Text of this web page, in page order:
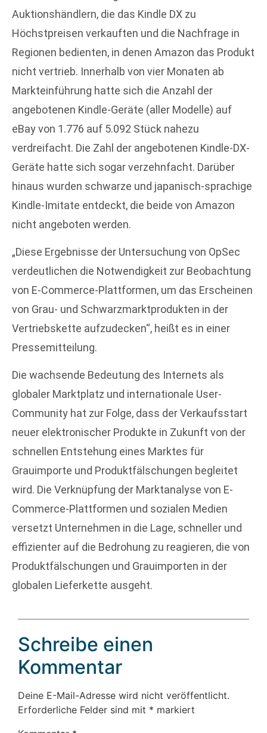
Auktionshändlern, die das Kindle DX zu
Höchstpreisen verkauften und die Nachfrage in
Regionen bedienten, in denen Amazon das Produkt
nicht vertrieb. Innerhalb von vier Monaten ab
Markteinführung hatte sich die Anzahl der
angebotenen Kindle-Geräte (aller Modelle) auf
eBay von 1.776 auf 5.092 Stück nahezu
verdreifacht. Die Zahl der angebotenen Kindle-DX-
Geräte hatte sich sogar verzehnfacht. Darüber
hinaus wurden schwarze und japanisch-sprachige
Kindle-Imitate entdeckt, die beide von Amazon
nicht angeboten werden.
„Diese Ergebnisse der Untersuchung von OpSec
verdeutlichen die Notwendigkeit zur Beobachtung
von E-Commerce-Plattformen, um das Erscheinen
von Grau- und Schwarzmarktprodukten in der
Vertriebskette aufzudecken“, heißt es in einer
Pressemitteilung.
Die wachsende Bedeutung des Internets als
globaler Marktplatz und internationale User-
Community hat zur Folge, dass der Verkaufsstart
neuer elektronischer Produkte in Zukunft von der
schnellen Entstehung eines Marktes für
Grauimporte und Produktfälschungen begleitet
wird. Die Verknüpfung der Marktanalyse von E-
Commerce-Plattformen und sozialen Medien
versetzt Unternehmen in die Lage, schneller und
effizienter auf die Bedrohung zu reagieren, die von
Produktfälschungen und Grauimporten in der
globalen Lieferkette ausgeht.
Schreibe einen
Kommentar
Deine E-Mail-Adresse wird nicht veröffentlicht.
Erforderliche Felder sind mit * markiert